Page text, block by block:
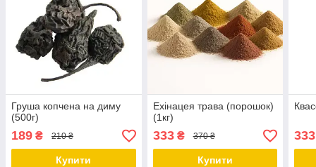
Груша копчена на диму
(500г)
189 ₴ 210 ₴
Купити
Ехінацея трава (порошок)
(1кг)
333₴ 370 ₴
Купити
333